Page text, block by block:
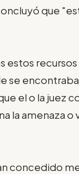
que
estos
se
el o la juez
la amenaza
concedido